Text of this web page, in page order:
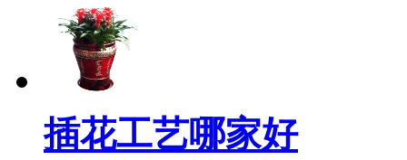
插花工艺哪家好